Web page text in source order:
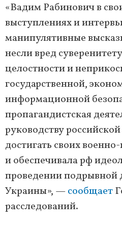
«Вадим Рабинович в
выступлениях и
манипулятивные
несли вред
целостности и
государственной,
информационной
пропагандистская
руководству
достигать своих
и обеспечивала рф
проведении подрывной
Украины», —сообщает
расследований.